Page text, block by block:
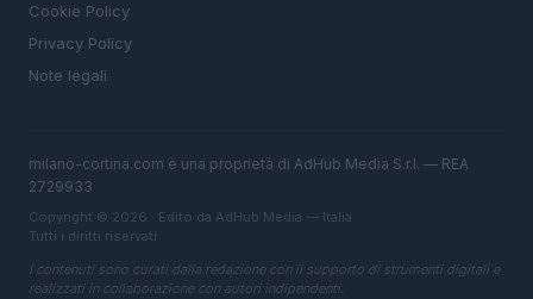
Cookie Policy
Privacy Policy
Note legali
milano-cortina.com è una proprietà di AdHub Media S.r.l. — REA
2729933
Copyright © 2026 · Edito da AdHub Media — Italia
Tutti i diritti riservati
I contenuti sono curati dalla redazione con il supporto di strumenti digitali e
realizzati in collaborazione con autori indipendenti.